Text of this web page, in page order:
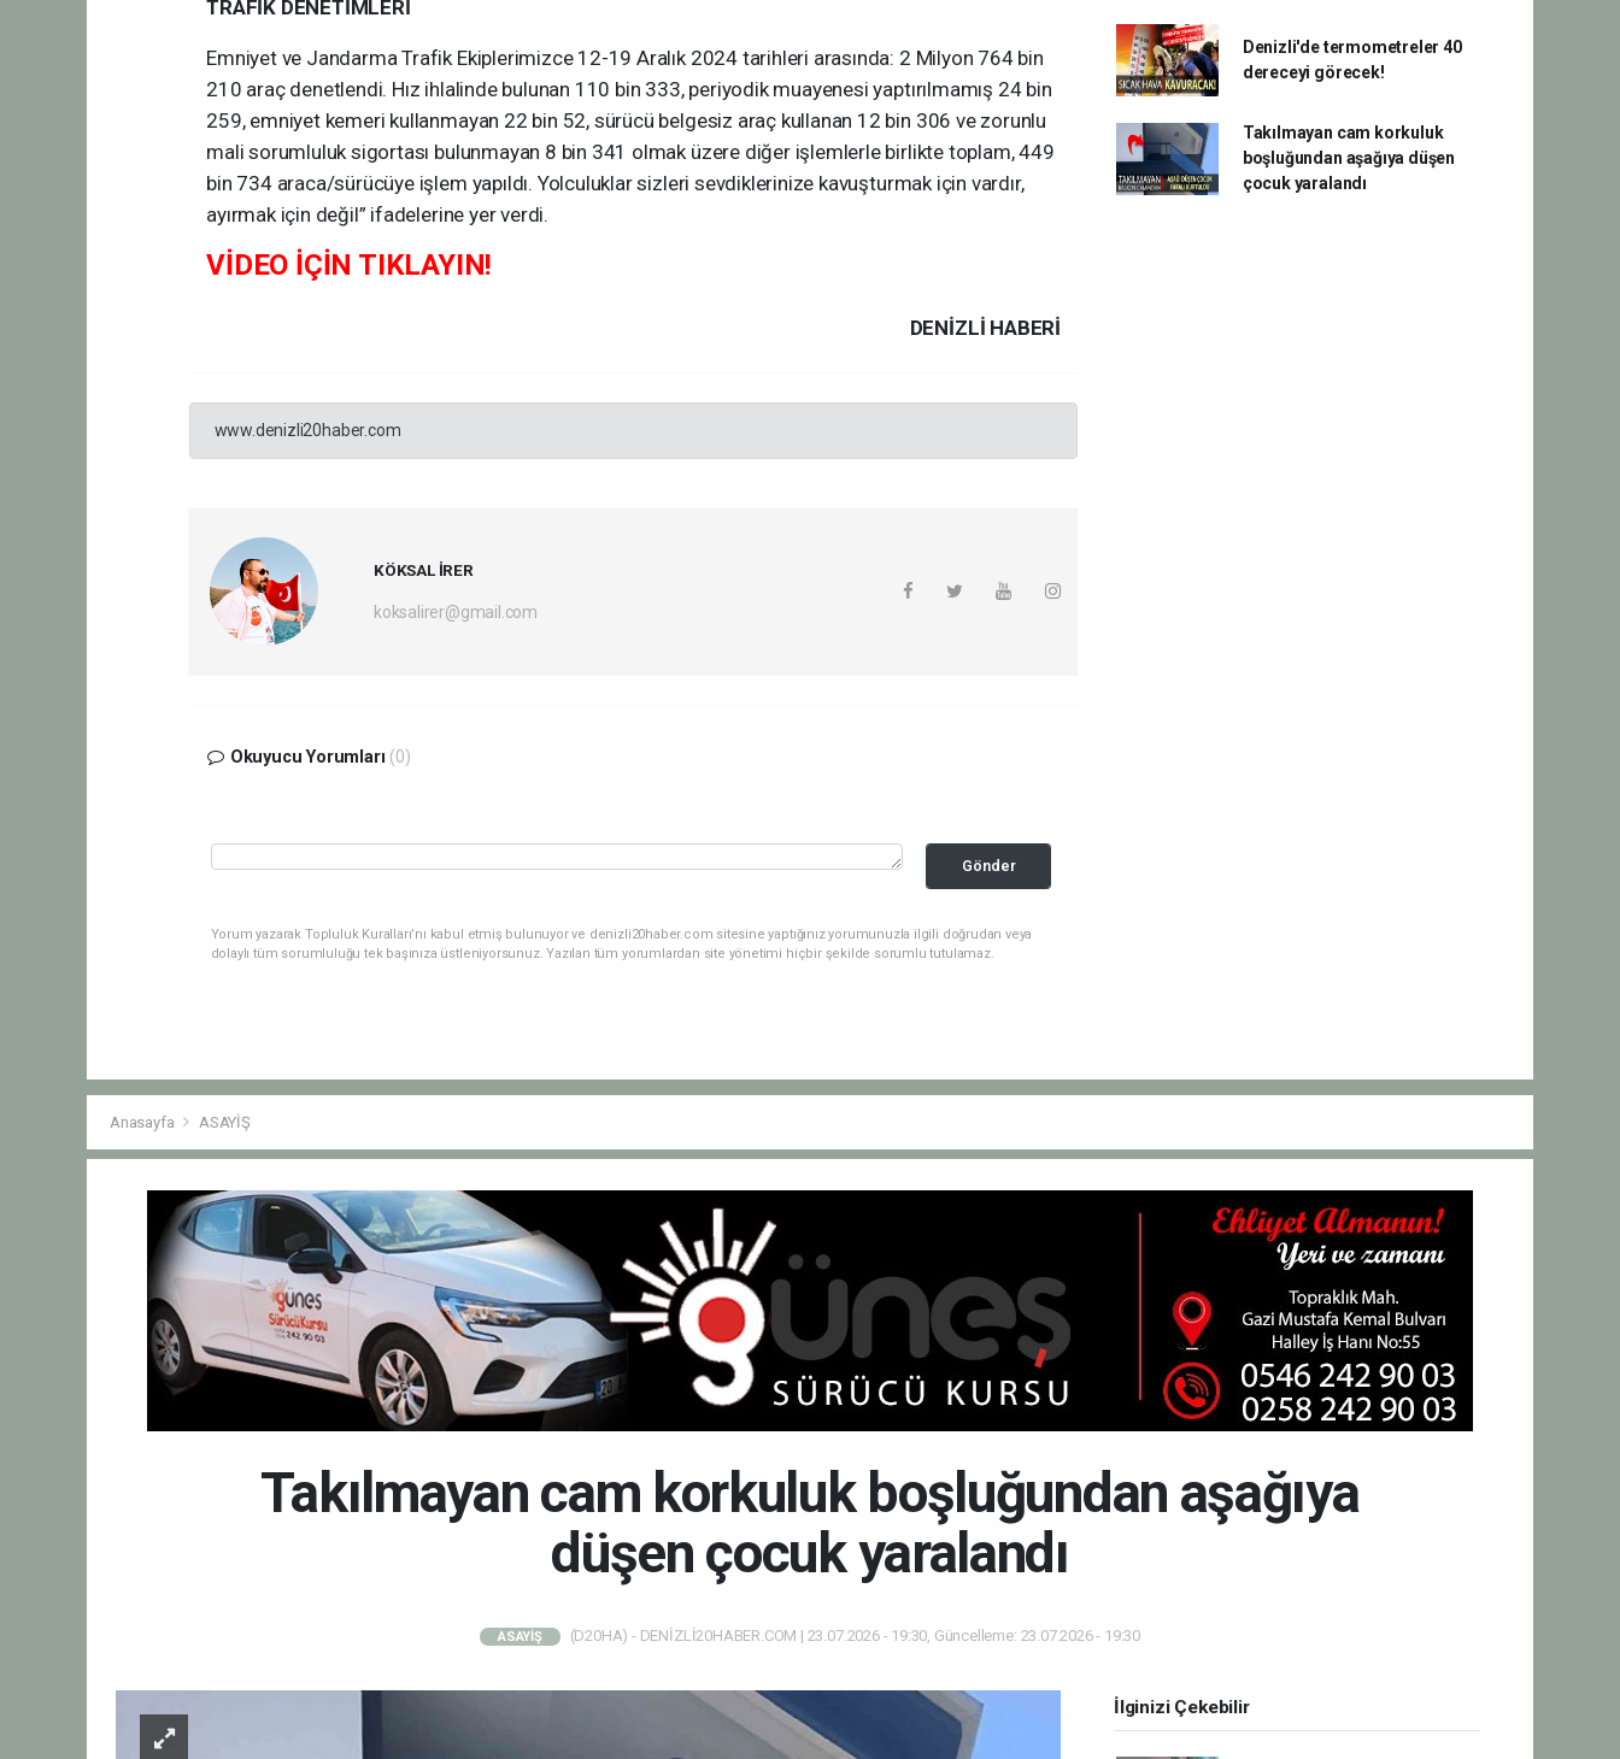
TRAFİK DENETİMLERİ
Emniyet ve Jandarma Trafik Ekiplerimizce 12-19 Aralık 2024 tarihleri arasında: 2 Milyon 764 bin
210 araç denetlendi. Hız ihlalinde bulunan 110 bin 333, periyodik muayenesi yaptırılmamış 24 bin
259, emniyet kemeri kullanmayan 22 bin 52, sürücü belgesiz araç kullanan 12 bin 306 ve zorunlu
mali sorumluluk sigortası bulunmayan 8 bin 341 olmak üzere diğer işlemlerle birlikte toplam, 449
bin 734 araca/sürücüye işlem yapıldı. Yolculuklar sizleri sevdiklerinize kavuşturmak için vardır,
ayırmak için değil” ifadelerine yer verdi.
VİDEO İÇİN TIKLAYIN!
DENIZLI HABERİ
www.denizli20haber.com
KÖKSAL İRER
koksalirer@gmail.com
Okuyucu Yorumları (0)
Gönder
Yorum yazarak Topluluk Kuralları’nı kabul etmiş bulunuyor ve denizli20haber.com sitesine yaptığınız yorumunuzla ilgili doğrudan veya
dolaylı tüm sorumluluğu tek başınıza üstleniyorsunuz. Yazılan tüm yorumlardan site yönetimi hiçbir şekilde sorumlu tutulamaz.
Denizli'de termometreler 40
dereceyi görecek!
Takılmayan cam korkuluk
boşluğundan aşağıya düşen
çocuk yaralandı
Anasayfa ASAYİŞ
Takılmayan cam korkuluk boşluğundan aşağıya
düşen çocuk yaralandı
ASAYİŞ (D20HA) - DENİZLİ20HABER.COM | 23.07.2026 - 19:30, Güncelleme: 23.07.2026 - 19:30
İlginizi Çekebilir